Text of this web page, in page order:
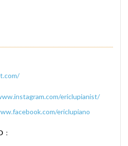
ericlupianist/
ericlupiano
：